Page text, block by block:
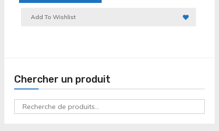
Add To Wishlist
Chercher un produit
Recherche
pour :